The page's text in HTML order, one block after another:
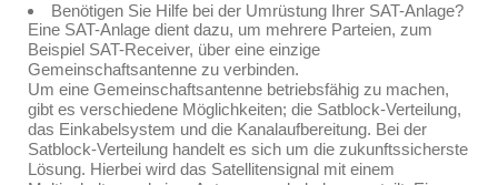
Benötigen Sie Hilfe bei der Umrüstung Ihrer SAT-Anlage?
Eine SAT-Anlage dient dazu, um mehrere Parteien, zum
Beispiel SAT-Receiver, über eine einzige
Gemeinschaftsantenne zu verbinden.
Um eine Gemeinschaftsantenne betriebsfähig zu machen,
gibt es verschiedene Möglichkeiten; die Satblock-Verteilung,
das Einkabelsystem und die Kanalaufbereitung. Bei der
Satblock-Verteilung handelt es sich um die zukunftssicherste
Lösung. Hierbei wird das Satellitensignal mit einem